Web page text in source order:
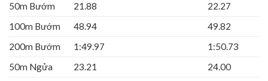
50m Bướm
21.88
22.27
100m Bướm
48.94
49.82
200m Bướm
1:49.97
1:50.73
50m Ngửa
23.21
24.00